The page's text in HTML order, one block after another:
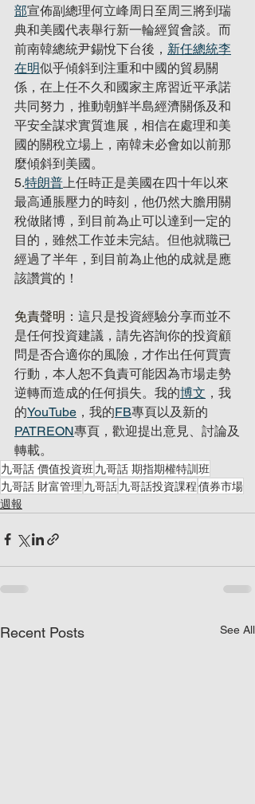
部宣佈副總理何立峰周日至周三將到瑞
典和美國代表舉行新一輪經貿會談。而
前南韓總統尹錫悅下台後， 新任總統李
在明似乎傾斜到注重和中國的貿易關
係，在上任不久和國家主席習近平承諾
共同努力，推動朝鮮半島經濟關係及和
平安全謀求實質進展，相信在處理和美
國的關稅立場上，南韓未必會如以前那
麼傾斜到美國。
5.特朗普 上任時正是美國在四十年以來
最高通脹壓力的時刻，他仍然大膽用關
稅做賭博，到目前為止可以達到一定的
目的，雖然工作並未完結。但他就職已
經過了半年，到目前為止他的成就是應
該讚賞的！
免責聲明： 這只是投資經驗分享而並不
是任何投資建議，請先咨詢你的投資顧
問是否合適你的風險，才作出任何買賣
行動，本人恕不負責可能因為市場走勢
逆轉而造成的任何損失。我的博文 ，我
的YouTube ，我的FB專頁以及新的
PATREON專頁，歡迎提出意見、討論及
轉載。
九哥話 價值投資班 九哥話 期指期權特訓班
九哥話 財富管理 九哥話九哥話投資課程債券市場
週報
Recent Posts See All